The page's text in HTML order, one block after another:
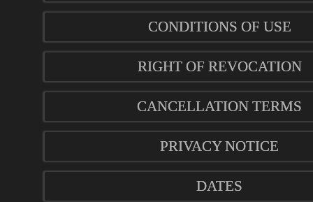
CONDITIONS OF USE
RIGHT OF REVOCATION
CANCELLATION TERMS
PRIVACY NOTICE
DATES